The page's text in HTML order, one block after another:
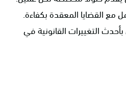
القضايا المعقدة بكفاءة.
بأحدث التغييرات القانونية في